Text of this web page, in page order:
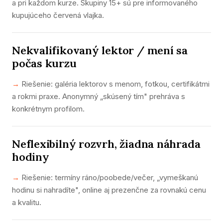
a pri každom kurze. Skupiny 15+ sú pre informovaného
kupujúceho červená vlajka.
Nekvalifikovaný lektor / mení sa
počas kurzu
Riešenie: galéria lektorov s menom, fotkou, certifikátmi
a rokmi praxe. Anonymný „skúsený tím" prehráva s
konkrétnym profilom.
Neflexibilný rozvrh, žiadna náhrada
hodiny
Riešenie: termíny ráno/poobede/večer, „vymeškanú
hodinu si nahradíte", online aj prezenčne za rovnakú cenu
a kvalitu.